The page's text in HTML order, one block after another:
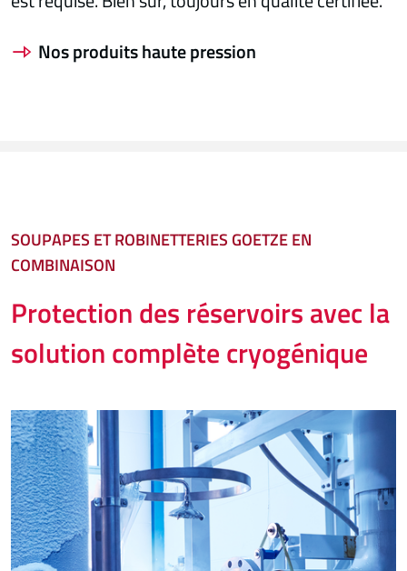
Nos produits haute pression
SOUPAPES ET ROBINETTERIES GOETZE EN
COMBINAISON
Protection des réservoirs avec la
solution complète cryogénique